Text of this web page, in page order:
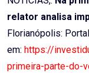
relator analisa
Florianópolis:
em: https://
primeira-parte-do-